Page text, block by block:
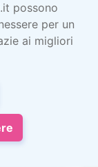
possono
per un
ai migliori